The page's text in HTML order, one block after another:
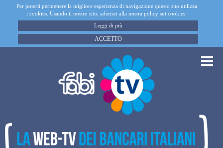
Per poterti permettere la migliore esperienza di navigazione questo sito utilizza
i cookies. Usando il nostro sito, aderisci alla nostra policy sui cookies.
Leggi di più
ACCETTO